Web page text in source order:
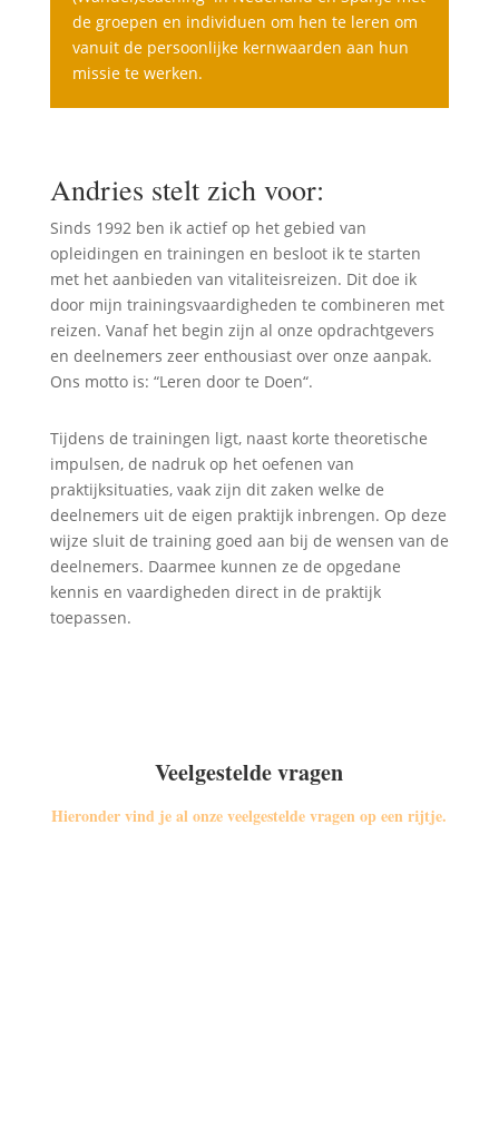
de groepen en individuen om hen te leren om
vanuit de persoonlijke kernwaarden aan hun
missie te werken.
Andries stelt zich voor:
Sinds 1992 ben ik actief op het gebied van
opleidingen en trainingen en besloot ik te starten
met het aanbieden van vitaliteisreizen. Dit doe ik
door mijn trainingsvaardigheden te combineren met
reizen. Vanaf het begin zijn al onze opdrachtgevers
en deelnemers zeer enthousiast over onze aanpak.
Ons motto is: “Leren door te Doen“.
Tijdens de trainingen ligt, naast korte theoretische
impulsen, de nadruk op het oefenen van
praktijksituaties, vaak zijn dit zaken welke de
deelnemers uit de eigen praktijk inbrengen. Op deze
wijze sluit de training goed aan bij de wensen van de
deelnemers. Daarmee kunnen ze de opgedane
kennis en vaardigheden direct in de praktijk
toepassen.
Veelgestelde vragen
Hieronder vind je al onze veelgestelde vragen op een rijtje.